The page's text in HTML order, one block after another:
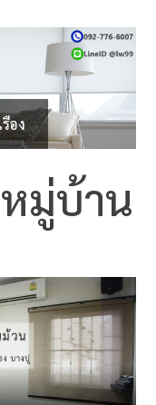
อง
มู่บ้าน